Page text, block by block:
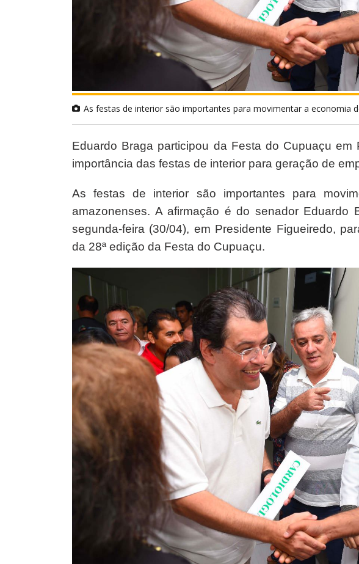
As festas de interior são importantes para movimentar a economia
Eduardo Braga participou da Festa do Cupuaçu
importância das festas de interior para geração de
As festas de interior são importantes para
amazonenses. A afirmação é do senador Eduardo
segunda-feira (30/04), em Presidente Figueiredo,
da 28ª edição da Festa do Cupuaçu.